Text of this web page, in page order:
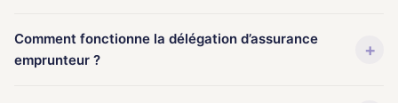
Comment fonctionne la délégation d’assurance
emprunteur ?
+